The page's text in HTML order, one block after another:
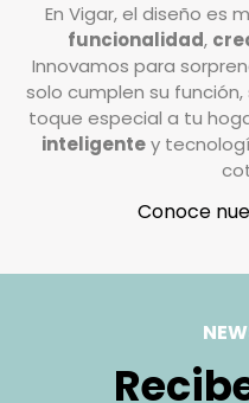
el coste de envío
cliente, excepto en
incompletos o
gastos de
nosotros.
sencilla posible. Solo
Usar la caja original
En Vigar, el diseño es
funcionalidad,
Innovamos para
solo cumplen su
toque especial a tu
inteligentey
Conoce